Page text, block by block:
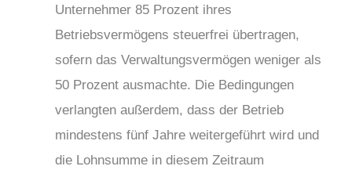
Unternehmer 85 Prozent ihres
Betriebsvermögens steuerfrei übertragen,
sofern das Verwaltungsvermögen weniger als
50 Prozent ausmachte. Die Bedingungen
verlangten außerdem, dass der Betrieb
mindestens fünf Jahre weitergeführt wird und
die Lohnsumme in diesem Zeitraum